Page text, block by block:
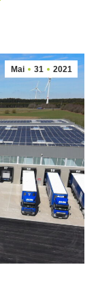
Mai 31 2021